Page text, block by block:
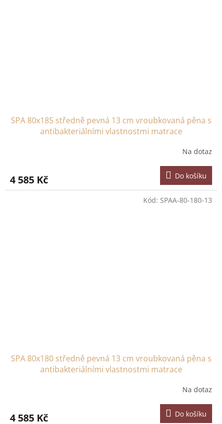
SPA 80x185 středně pevná 13 cm vroubkovaná pěna s
antibakteriálními vlastnostmi matrace
Na dotaz
4 585 Kč Do košíku
SPA 80x180 středně pevná 13 cm vroubkovaná pěna s
antibakteriálními vlastnostmi matrace
Na dotaz
4 585 Kč Do košíku
Kód: SPAA-80-180-13